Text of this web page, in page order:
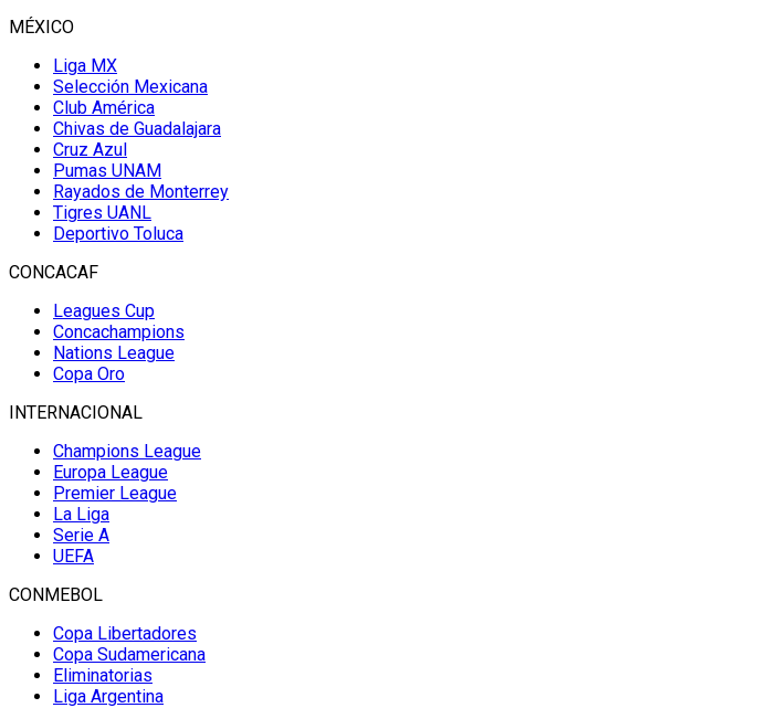
MÉXICO
Liga MX
Selección Mexicana
Club América
Chivas de Guadalajara
Cruz Azul
Pumas UNAM
Rayados de Monterrey
Tigres UANL
Deportivo Toluca
CONCACAF
Leagues Cup
Concachampions
Nations League
Copa Oro
INTERNACIONAL
Champions League
Europa League
Premier League
La Liga
Serie A
UEFA
CONMEBOL
Copa Libertadores
Copa Sudamericana
Eliminatorias
Liga Argentina